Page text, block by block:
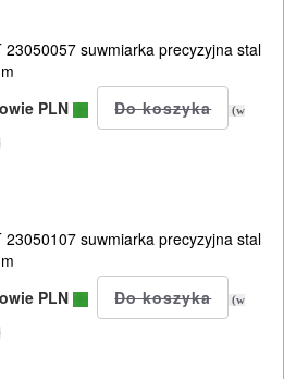
23050057 suwmiarka precyzyjna stal
PLN
(w
23050107 suwmiarka precyzyjna stal
PLN
(w